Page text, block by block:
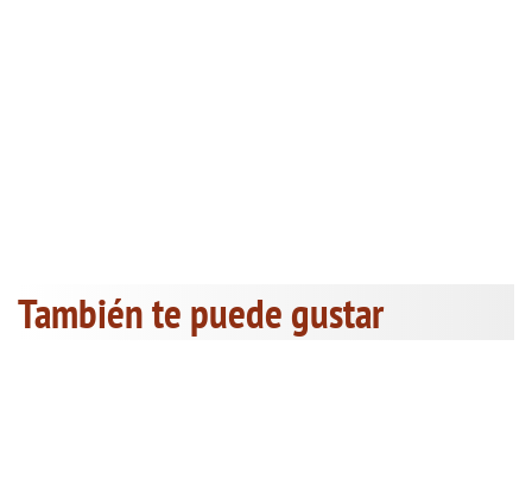
También te puede gustar